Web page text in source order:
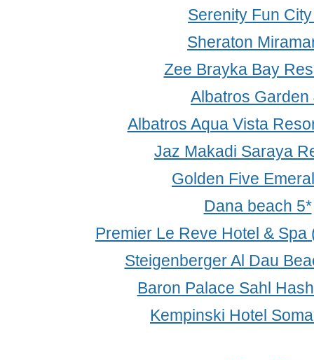
Serenity Fun
Sheraton
Zee Brayka Bay
Albatros Garden
Albatros Aqua Vista
Jaz Makadi Saraya
Golden Five
Dana beach 5*
Premier Le Reve Hotel & Spa
Steigenberger Al Dau
Baron Palace Sahl
Kempinski Hotel